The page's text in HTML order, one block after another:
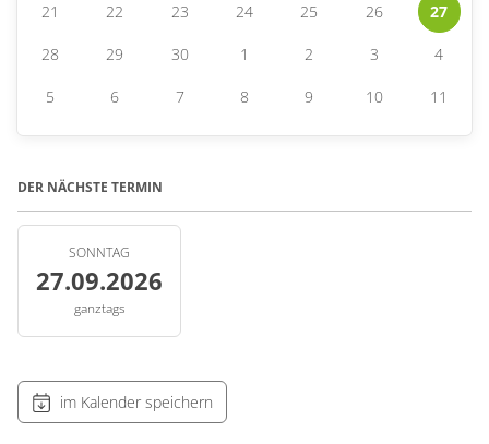
21 22 23 24 25 26 27
28 29 30 1 2 3 4
5 6 7 8 9 10 11
DER NÄCHSTE TERMIN
SONNTAG
27.09.2026
ganztags
im Kalender speichern